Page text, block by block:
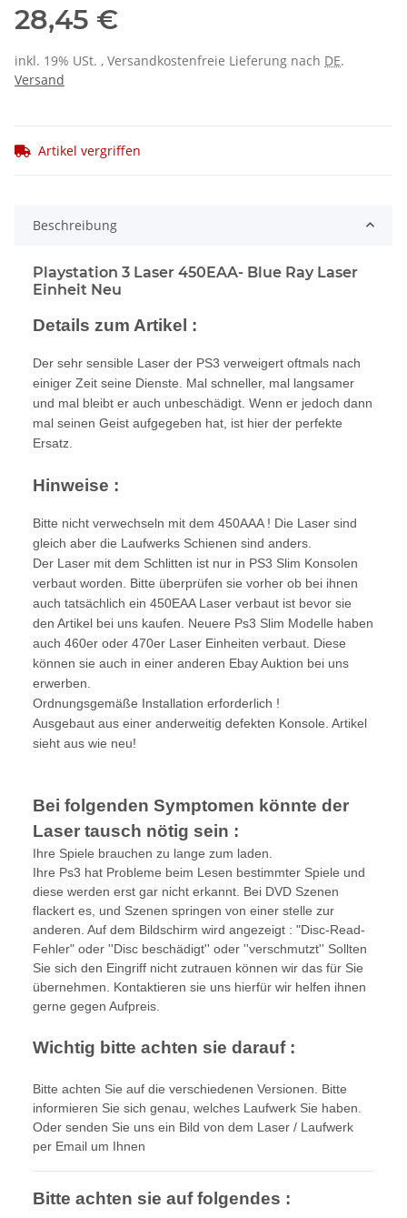
28,45 €
inkl. 19% USt. , Versandkostenfreie Lieferung nach DE.
Versand
Artikel vergriffen
Beschreibung
Playstation 3 Laser 450EAA- Blue Ray Laser
Einheit Neu
Details zum Artikel :
Der sehr sensible Laser der PS3 verweigert oftmals nach
einiger Zeit seine Dienste. Mal schneller, mal langsamer
und mal bleibt er auch unbeschädigt. Wenn er jedoch dann
mal seinen Geist aufgegeben hat, ist hier der perfekte
Ersatz.
Hinweise :
Bitte nicht verwechseln mit dem 450AAA ! Die Laser sind
gleich aber die Laufwerks Schienen sind anders.
Der Laser mit dem Schlitten ist nur in PS3 Slim Konsolen
verbaut worden. Bitte überprüfen sie vorher ob bei ihnen
auch tatsächlich ein 450EAA Laser verbaut ist bevor sie
den Artikel bei uns kaufen. Neuere Ps3 Slim Modelle haben
auch 460er oder 470er Laser Einheiten verbaut. Diese
können sie auch in einer anderen Ebay Auktion bei uns
erwerben.
Ordnungsgemäße Installation erforderlich !
Ausgebaut aus einer anderweitig defekten Konsole. Artikel
sieht aus wie neu!
Bei folgenden Symptomen könnte der
Laser tausch nötig sein :
Ihre Spiele brauchen zu lange zum laden.
Ihre Ps3 hat Probleme beim Lesen bestimmter Spiele und
diese werden erst gar nicht erkannt. Bei DVD Szenen
flackert es, und Szenen springen von einer stelle zur
anderen. Auf dem Bildschirm wird angezeigt : "Disc-Read-
Fehler" oder ''Disc beschädigt'' oder ''verschmutzt'' Sollten
Sie sich den Eingriff nicht zutrauen können wir das für Sie
übernehmen. Kontaktieren sie uns hierfür wir helfen ihnen
gerne gegen Aufpreis.
Wichtig bitte achten sie darauf :
Bitte achten Sie auf die verschiedenen Versionen. Bitte
informieren Sie sich genau, welches Laufwerk Sie haben.
Oder senden Sie uns ein Bild von dem Laser / Laufwerk
per Email um Ihnen
Bitte achten sie auf folgendes :